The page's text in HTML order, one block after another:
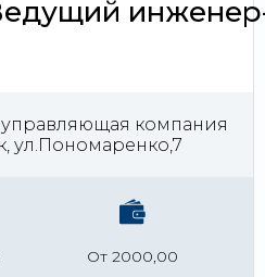
компания
ул.Пономаренко,7
От 2000,00